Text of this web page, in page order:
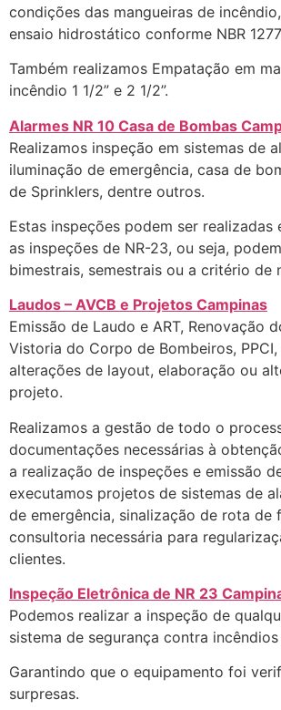
condições das mangueiras de
ensaio hidrostático conforme NBR
Também realizamos Empatação em
incêndio 1 1/2” e 2 1/2”.
Alarmes NR 10 Casa de Bombas
Realizamos inspeção em sistemas de
iluminação de emergência, casa de
de Sprinklers, dentre outros.
Estas inspeções podem ser realizadas
as inspeções de NR-23, ou seja,
bimestrais, semestrais ou a critério de
Laudos – AVCB e Projetos Campinas
Emissão de Laudo e ART, Renovação
Vistoria do Corpo de Bombeiros, PPCI,
alterações de layout, elaboração ou
projeto.
Realizamos a gestão de todo o
documentações necessárias à
a realização de inspeções e emissão
executamos projetos de sistemas de
de emergência, sinalização de rota de
consultoria necessária para
clientes.
Inspeção Eletrônica de NR 23
Podemos realizar a inspeção de
sistema de segurança contra
Garantindo que o equipamento foi
surpresas.